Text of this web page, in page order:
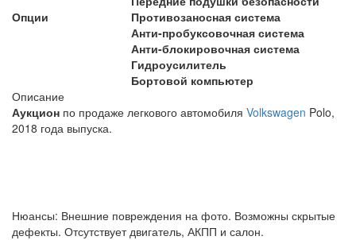
Опции
Противозаносная система
Анти-пробуксовочная система
Анти-блокировочная система
Гидроусилитель
Бортовой компьютер
Описание
Аукцион по продаже легкового автомобиля Volkswagen Polo,
2018 года выпуска.
Нюансы: Внешние повреждения на фото. Возможны скрытые
дефекты. Отсутствует двигатель, АКПП и салон.